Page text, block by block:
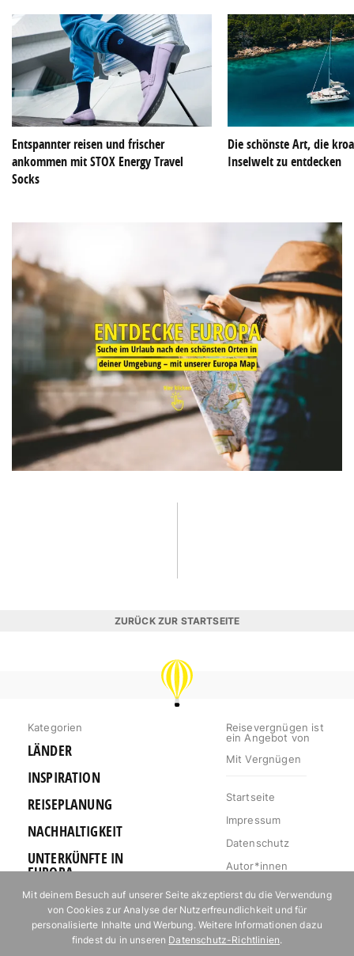
Entspannter reisen und frischer
ankommen mit STOX Energy Travel
Socks
Die schönste Art, die
Inselwelt zu entdecken
ZURÜCK ZUR STARTSEITE
REISEVERGNÜGEN
Kategorien
LÄNDER
INSPIRATION
REISEPLANUNG
NACHHALTIGKEIT
UNTERKÜNFTE IN
EUROPA
OUTDOOR
URLAUB FÜR
FOODIES
Reisevergnügen ist
ein Angebot von
Mit Vergnügen
Startseite
Impressum
Datenschutz
Autor*innen
Mediakit
Jobs
Kontakt
Mit deinem Besuch auf unserer Seite akzeptierst du die Verwendung
von Cookies zur Analyse der Nutzerfreundlichkeit und für
personalisierte Inhalte und Werbung. Weitere Informationen dazu
findest du in unseren Datenschutz-Richtlinien.